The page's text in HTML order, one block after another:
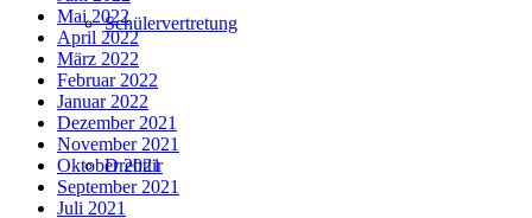
Schülervertretung
Drehtür
Mai 2022
April 2022
März 2022
Februar 2022
Januar 2022
Dezember 2021
November 2021
Oktober 2021
September 2021
Juli 2021